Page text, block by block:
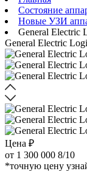
Состояние
Новые УЗИ
General Electric
General Electric
Цена ₽
от 1 300 000 8/10
*точную цену